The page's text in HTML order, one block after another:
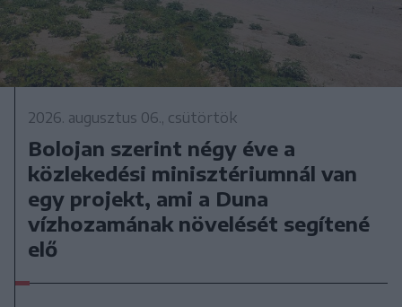
2026. augusztus 06., csütörtök
Bolojan szerint négy éve a
közlekedési minisztériumnál van
egy projekt, ami a Duna
vízhozamának növelését segítené
elő